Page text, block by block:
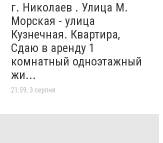
г. Николаев . Улица М.
Морская - улица
Кузнечная. Квартира,
Сдаю в аренду 1
комнатный одноэтажный
жи...
21:59, 3 серпня